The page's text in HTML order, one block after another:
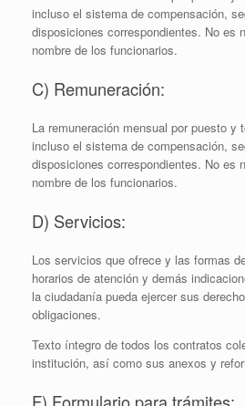
incluso el sistema de compensación,
disposiciones correspondientes. No es
nombre de los funcionarios.
C) Remuneración:
La remuneración mensual por puesto y
incluso el sistema de compensación,
disposiciones correspondientes. No es
nombre de los funcionarios.
D) Servicios:
Los servicios que ofrece y las formas
horarios de atención y demás
la ciudadanía pueda ejercer sus
obligaciones.
Texto íntegro de todos los contratos
institución, así­ como sus anexos y